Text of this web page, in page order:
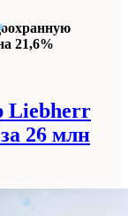
21,6%
Liebherr
26 млн